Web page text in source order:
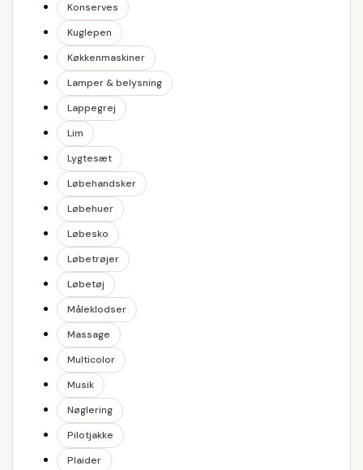
Konserves
Kuglepen
Køkkenmaskiner
Lamper & belysning
Lappegrej
Lim
Lygtesæt
Løbehandsker
Løbehuer
Løbesko
Løbetrøjer
Løbetøj
Måleklodser
Massage
Multicolor
Musik
Nøglering
Pilotjakke
Plaider